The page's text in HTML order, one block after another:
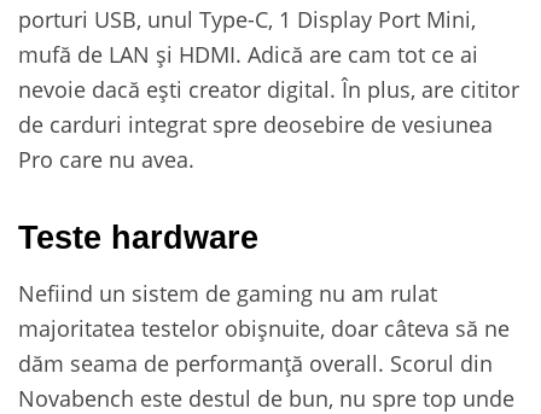
porturi USB, unul Type-C, 1 Display Port Mini,
mufă de LAN și HDMI. Adică are cam tot ce ai
nevoie dacă ești creator digital. În plus, are cititor
de carduri integrat spre deosebire de vesiunea
Pro care nu avea.
Teste hardware
Nefiind un sistem de gaming nu am rulat
majoritatea testelor obișnuite, doar câteva să ne
dăm seama de performanță overall. Scorul din
Novabench este destul de bun, nu spre top unde